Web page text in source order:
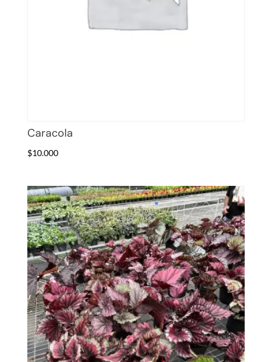
Caracola
$10.000